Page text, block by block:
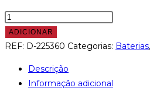
ADICIONAR
REF: D-225360 Categorias: Baterias,
Descrição
Informação adicional